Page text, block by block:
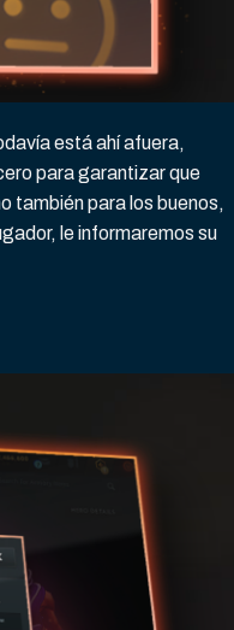
está ahí afuera,
para garantizar que
también para los buenos,
le informaremos su